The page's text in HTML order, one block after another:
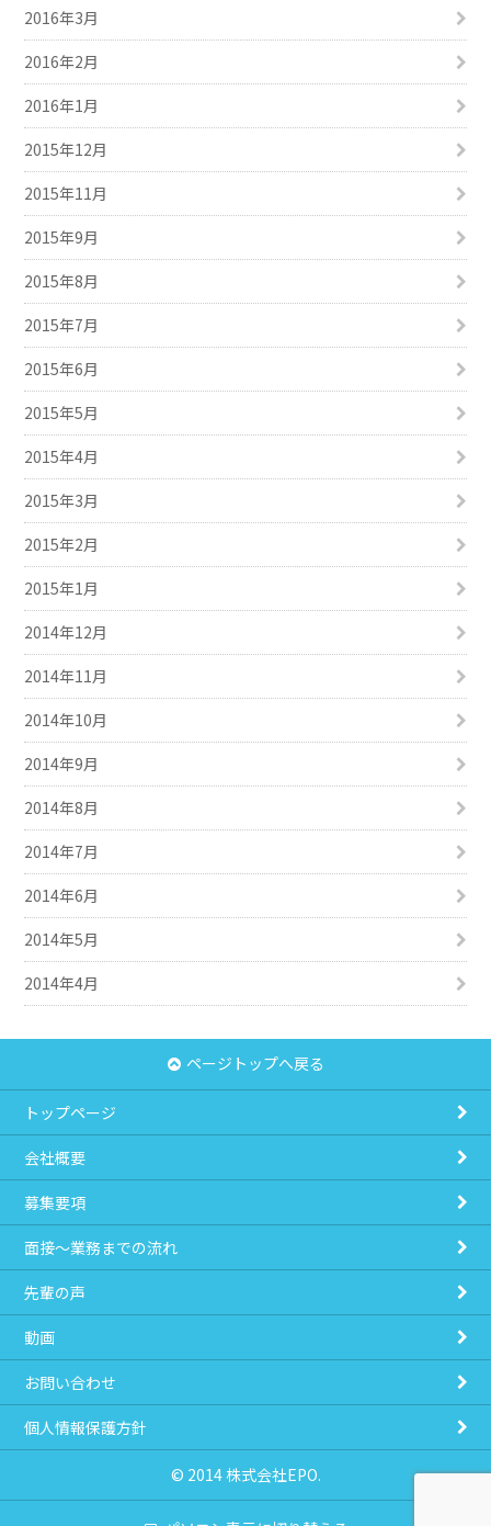
2016年3月
2016年2月
2016年1月
2015年12月
2015年11月
2015年9月
2015年8月
2015年7月
2015年6月
2015年5月
2015年4月
2015年3月
2015年2月
2015年1月
2014年12月
2014年11月
2014年10月
2014年9月
2014年8月
2014年7月
2014年6月
2014年5月
2014年4月
ページトップへ戻る
トップページ
会社概要
募集要項
面接～業務までの流れ
先輩の声
動画
お問い合わせ
個人情報保護方針
© 2014 株式会社EPO.